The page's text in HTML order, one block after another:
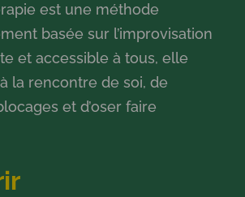
est une méthode
basée sur l’improvisation
et accessible à tous, elle
la rencontre de soi, de
et d’oser faire